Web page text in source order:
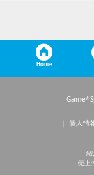
Home
個人情
紹
売上